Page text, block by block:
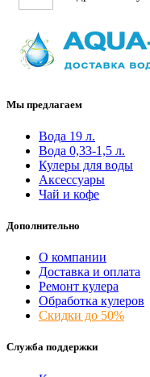
Мы предлагаем
Вода 19 л.
Вода 0,33-1,5 л.
Кулеры для воды
Аксессуары
Чай и кофе
Дополнительно
О компании
Доставка и оплата
Ремонт кулера
Обработка кулеров
Скидки до 50%
Служба поддержки